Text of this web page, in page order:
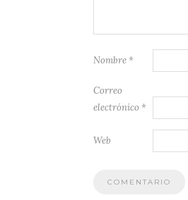
Nombre *
Correo
electrónico *
Web